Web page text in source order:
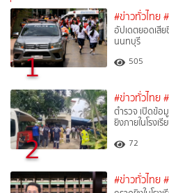
1
#ข่าวทั่วไทย
อัปเดตยอดเสีย
นนทบุรี
505
2
#ข่าวทั่วไทย
ตำรวจ เปิดข้อ
ยิงภายในโรงเรี
72
#ข่าวทั่วไทย